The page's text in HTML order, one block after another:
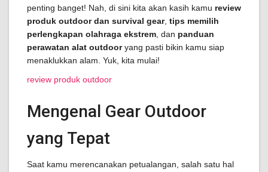
penting banget! Nah, di sini kita akan kasih kamu review
produk outdoor dan survival gear, tips memilih
perlengkapan olahraga ekstrem , dan panduan
perawatan alat outdooryang pasti bikin kamu siap
menaklukkan alam. Yuk, kita mulai!
review produk outdoor
Mengenal Gear Outdoor
yang Tepat
Saat kamu merencanakan petualangan, salah satu hal